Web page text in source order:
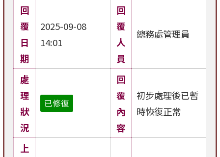
回
覆
日
期
2025-09-08
14:01
回
覆
人
員
總務處管理員
處
理
狀
況
已修復
回
覆
內
容
初步處理後已暫
時恢復正常
上